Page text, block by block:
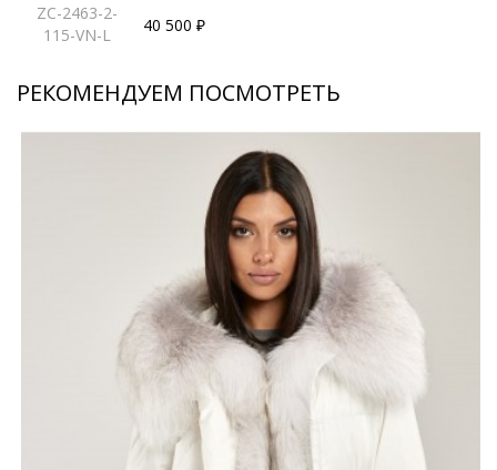
ZC-2463-2-
115-VN-L
40 500 ₽
РЕКОМЕНДУЕМ ПОСМОТРЕТЬ